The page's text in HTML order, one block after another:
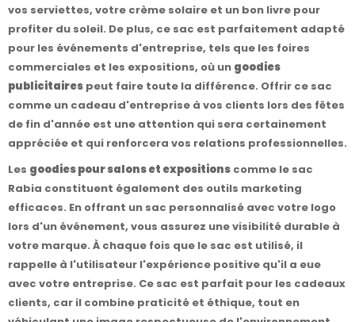
vos serviettes, votre crème solaire et un bon livre pour
profiter du soleil. De plus, ce sac est parfaitement adapté
pour les événements d'entreprise, tels que les foires
commerciales et les expositions, où un goodies
publicitaires peut faire toute la différence. Offrir ce sac
comme un cadeau d'entreprise à vos clients lors des fêtes
de fin d'année est une attention qui sera certainement
appréciée et qui renforcera vos relations professionnelles.
Les goodies pour salons et expositions comme le sac
Rabia constituent également des outils marketing
efficaces. En offrant un sac personnalisé avec votre logo
lors d'un événement, vous assurez une visibilité durable à
votre marque. À chaque fois que le sac est utilisé, il
rappelle à l'utilisateur l'expérience positive qu'il a eue
avec votre entreprise. Ce sac est parfait pour les cadeaux
clients, car il combine praticité et éthique, tout en